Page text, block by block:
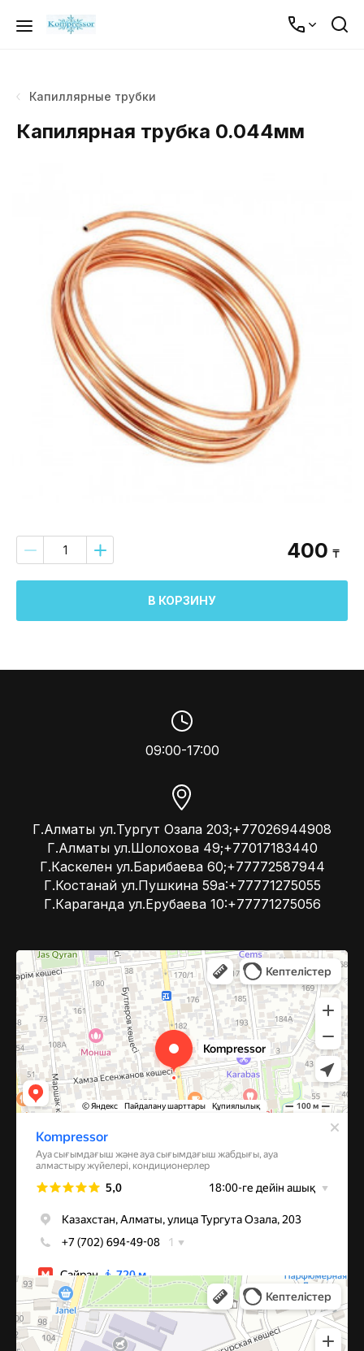
Капиллярные трубки
Капилярная трубка 0.044мм
400 ₸
В КОРЗИНУ
09:00-17:00
Г.Алматы ул.Тургут Озала 203;+77026944908
Г.Алматы ул.Шолохова 49;+77017183440
Г.Каскелен ул.Барибаева 60;+77772587944
Г.Костанай ул.Пушкина 59а:+77771275055
Г.Караганда ул.Ерубаева 10:+77771275056
Kompressor
Компрессоры и компрессорное оборудование в Алматы
Системы вентиляции в Алматы
Алматы
Улица Михаила Шолохова, 49 — Яндекс Карты